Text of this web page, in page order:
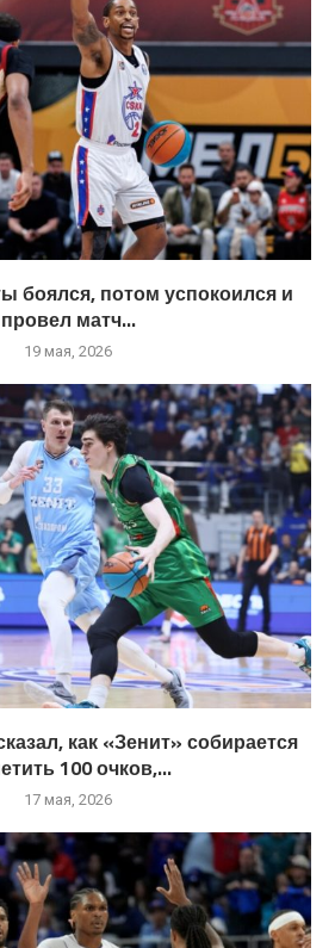
боялся, потом успокоился и
провел матч...
19 мая, 2026
как «Зенит» собирается
100 очков,...
17 мая, 2026